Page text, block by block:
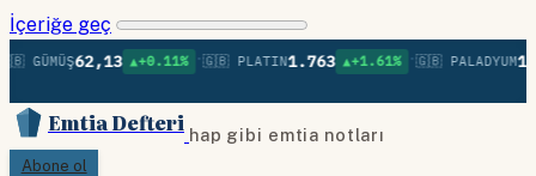
İçeriğe geç
62,13 ▲+0.11% •🇬🇧 PLATIN1.763 ▲+1.61% •🇬🇧 PALADYUM
Emtia Defteri hap gibi emtia notları
Abone ol